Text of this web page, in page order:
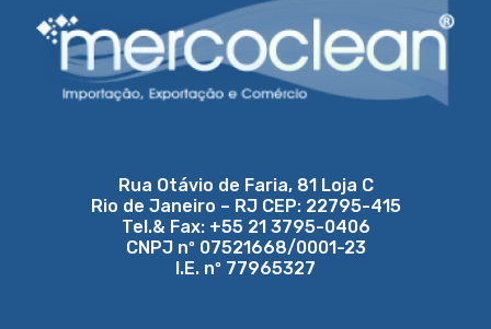
Rua Otávio de Faria, 81 Loja C
Rio de Janeiro – RJ CEP: 22795-415
Tel.& Fax: +55 21 3795-0406
CNPJ nº 07521668/0001-23
I.E. nº 77965327